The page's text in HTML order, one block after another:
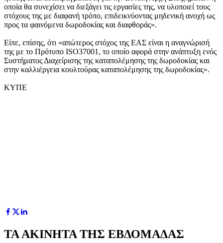
οποία θα συνεχίσει να διεξάγει τις εργασίες της, να υλοποιεί τους
στόχους της με διαφανή τρόπο, επιδεικνύοντας μηδενική ανοχή ως
προς τα φαινόμενα δωροδοκίας και διαφθοράς».
Είπε, επίσης, ότι «απώτερος στόχος της ΕΑΣ είναι η αναγνώρισή
της με το Πρότυπο ISO37001, το οποίο αφορά στην ανάπτυξη ενός
Συστήματος Διαχείρισης της καταπολέμησης της δωροδοκίας και
στην καλλιέργεια κουλτούρας καταπολέμησης της δωροδοκίας».
ΚΥΠΕ
ΤΑ ΑΚΙΝΗΤΑ ΤΗΣ ΕΒΔΟΜΑΔΑΣ